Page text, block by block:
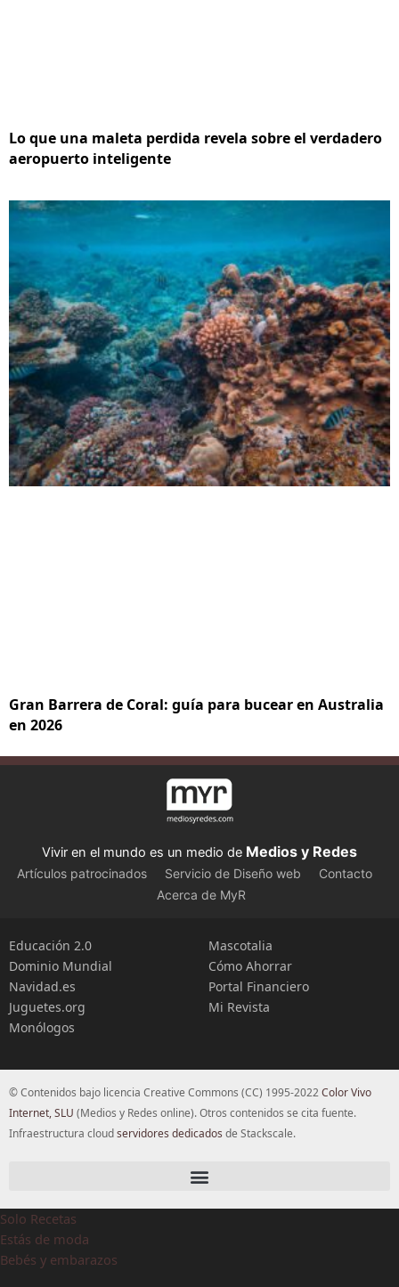
Lo que una maleta perdida revela sobre el verdadero
aeropuerto inteligente
Gran Barrera de Coral: guía para bucear en Australia
en 2026
Vivir en el mundo es un medio de Medios y Redes
Artículos patrocinados Servicio de Diseño web
Contacto
Acerca de MyR
Educación 2.0
Dominio Mundial
Navidad.es
Juguetes.org
Monólogos
Mascotalia
Cómo Ahorrar
Portal Financiero
Mi Revista
© Contenidos bajo licencia Creative Commons (CC) 1995-2022Color Vivo
Internet, SLU (Medios y Redes online). Otros contenidos se cita fuente.
Infraestructura cloudservidores dedicados de Stackscale.
Solo Recetas
Estás de moda
Bebés y embarazos